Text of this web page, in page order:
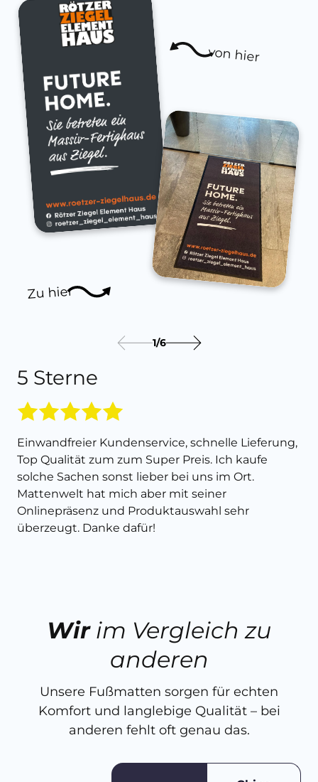
Zu hier
von hier
5 Sterne
Einwandfreier Kundenservice, schnelle Lieferung,
Top Qualität zum zum Super Preis. Ich kaufe
solche Sachen sonst lieber bei uns im Ort.
Mattenwelt hat mich aber mit seiner
Onlinepräsenz und Produktauswahl sehr
überzeugt. Danke dafür!
1/6
Wirim Vergleich zu
anderen
Unsere Fußmatten sorgen für echten
Komfort und langlebige Qualität – bei
anderen fehlt oft genau das.